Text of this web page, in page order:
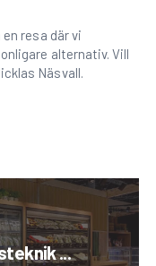
resa där vi
alternativ. Vill
Näsvall.
...